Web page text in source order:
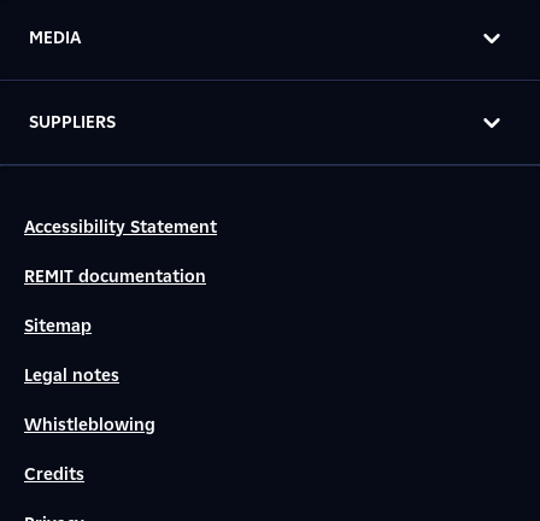
MEDIA
SUPPLIERS
Accessibility Statement
REMIT documentation
Sitemap
Legal notes
Whistleblowing
Credits